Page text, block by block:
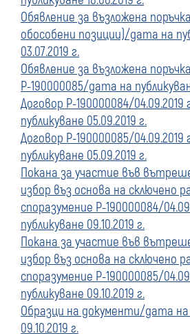
Обявление за възложена
обособени позиции)/дата на
03.07.2019 г.
Обявление за възложена
Р-190000085/дата на
Договор Р-190000084/
публикуване 05.09.2019 г.
Договор Р-190000085/
публикуване 05.09.2019 г.
Покана за участие във
избор въз основа на сключено
споразумение Р-190000084/
публикуване 09.10.2019 г.
Покана за участие във
избор въз основа на сключено
споразумение Р-190000085/
публикуване 09.10.2019 г.
Образци на документи/дата на
09.10.2019 г.